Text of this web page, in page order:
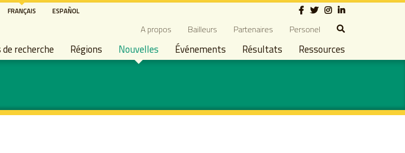
Aller
principal
FRANÇAIS ESPAÑOL Social
Secondary navigation
A propos Bailleurs Partenaires Personel
recherche Régions Nouvelles Événements Résultats Ressources